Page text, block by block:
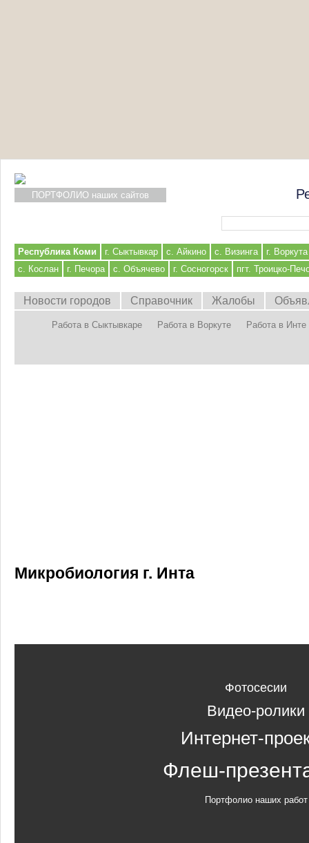
ПОРТФОЛИО наших сайтов
Республика Коми г. Сыктывкар с. Айкино с. Визинга
г. Воркута
с. Кослан
г. Печора с. Объячево г. Сосногорск пгт. Троицко-
Новости городов Справочник Жалобы
Работа в Сыктывкаре Работа в Воркуте Работа в Инте
Микробиология г. Инта
Фотосесии
Видео-ролики
Интернет-
Флеш-
Портфолио наших работ